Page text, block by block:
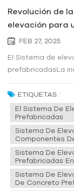
Revolución de
elevación para
prefabricadas
FEB 27, 2025
El Sistema de
prefabricadasLa
evolucionando,
mejorar la
avances, los
concreto
ETIQUETAS :
El Sistema De
Prefabricadas
Sistema De
Componentes
Sistema De
Prefabricadas
Sistema De
De Concreto